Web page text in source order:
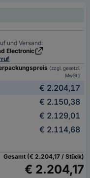
und Versand:
Electronic
(zzgl. gesetzl.
MwSt.)
€ 2.204,17
€ 2.150,38
€ 2.129,01
€ 2.114,68
Gesamt (€ 2.204,17 / Stück)
€ 2.204,17